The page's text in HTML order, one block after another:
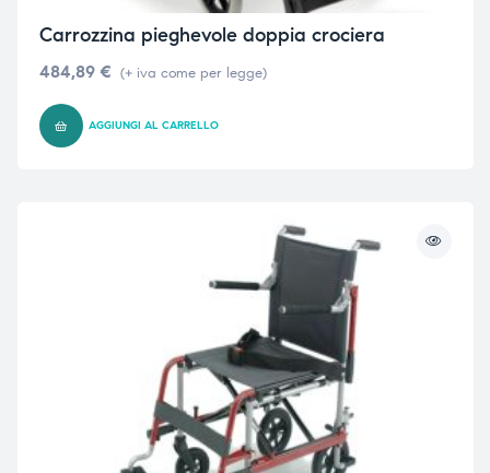
Carrozzina pieghevole doppia crociera
484,89 € (+ iva come per legge)
AGGIUNGI AL CARRELLO